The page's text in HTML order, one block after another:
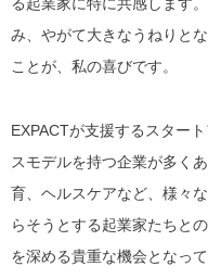
み、やがて大きなうねりと
ことが、私の喜びです。
EXPACTが支援するスター
スモデルを持つ企業が多く
育、ヘルスケアなど、様々
らそうとする起業家たちと
を深める貴重な機会となって